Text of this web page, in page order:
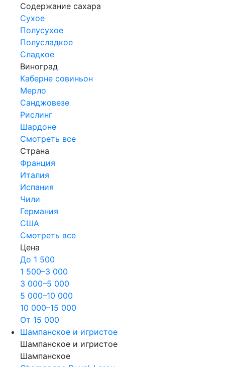
Содержание сахара
Сухое
Полусухое
Полусладкое
Сладкое
Виноград
Каберне совиньон
Мерло
Санджовезе
Рислинг
Шардоне
Смотреть все
Страна
Франция
Италия
Испания
Чили
Германия
США
Смотреть все
Цена
До 1 500
1 500–3 000
3 000–5 000
5 000–10 000
10 000–15 000
От 15 000
Шампанское и игристое
Шампанское и игристое
Шампанское